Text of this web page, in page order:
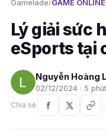
Gamelade/GAME
Lý giải sức
eSports tại
Nguyễn Hoàng
02/12/2024 · 5
Chia sẻ